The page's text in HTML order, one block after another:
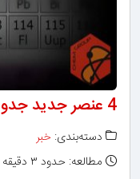
4 عنصر جدید جدول مندلیف نامگذاری شدند
دسته‌بندی: خبر
مطالعه: حدود ۳ دقیقه